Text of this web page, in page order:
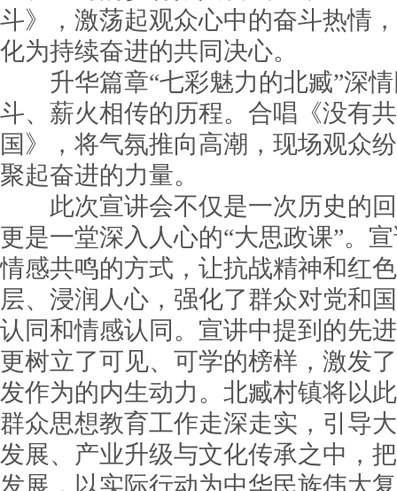
斗》，激荡起观众心中的奋斗热情
化为持续奋进的共同决心。
升华篇章“七彩魅力的北臧”深情
斗、薪火相传的历程。合唱《没有
国》，将气氛推向高潮，现场观众
聚起奋进的力量。
此次宣讲会不仅是一次历史的回
更是一堂深入人心的“大思政课”。
情感共鸣的方式，让抗战精神和红
层、浸润人心，强化了群众对党和
认同和情感认同。宣讲中提到的先
更树立了可见、可学的榜样，激发
发作为的内生动力。北臧村镇将以
群众思想教育工作走深走实，引导
发展、产业升级与文化传承之中，
发展，以实际行动为中华民族伟大